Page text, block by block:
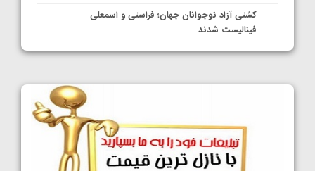
کشتی آزاد نوجوانان جهان؛ فراستی و اسمعلی
فینالیست شدند
1405/05/09
کشتی فرنگی نوجوانان جهان؛ سکوی تیمی
سوم برای ایران